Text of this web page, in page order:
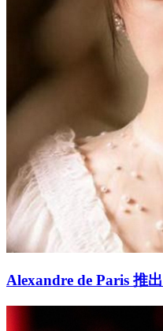
Alexandre de Paris 推